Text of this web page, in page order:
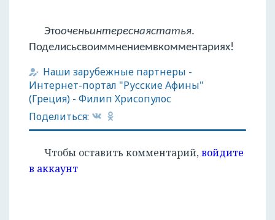
Этооченьинтереснаястатья.
Поделисьсвоиммнениемвкомментариях!
Наши зарубежные партнеры -
Интернет-портал "Русские Афины"
(Греция) - Филип Хрисопулос
Поделиться:
Чтобы оставить комментарий,войдите
в аккаунт